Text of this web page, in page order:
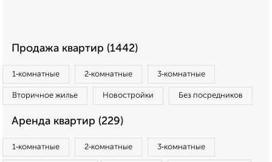
Продажа квартир (1442)
1‑комнатные 2‑комнатные 3‑комнатные
Вторичное жилье Новостройки Без посредников
Аренда квартир (229)
1‑комнатные 2‑комнатные 3‑комнатные